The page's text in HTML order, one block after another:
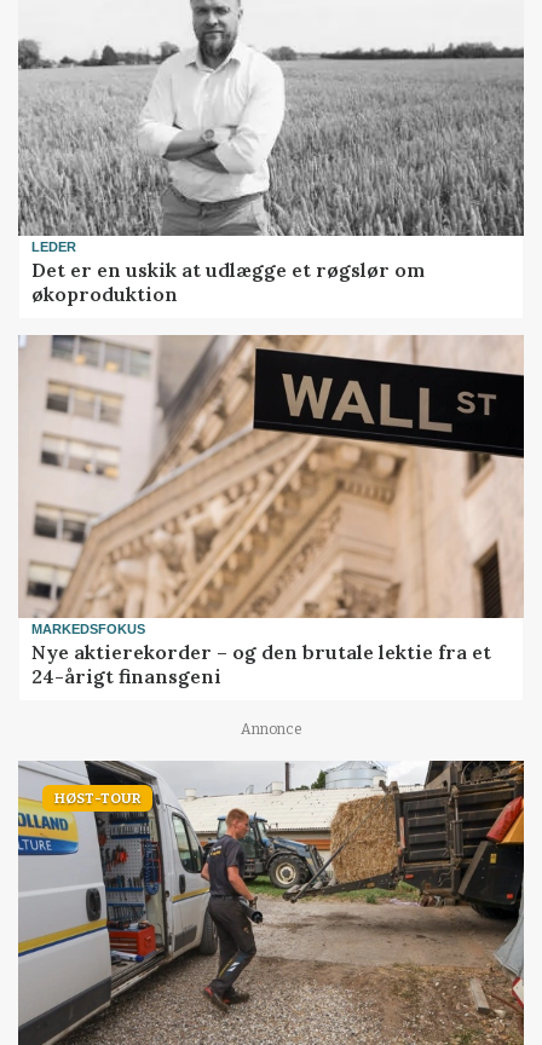
LEDER
Det er en uskik at udlægge et røgslør om
økoproduktion
MARKEDSFOKUS
Nye aktierekorder – og den brutale lektie fra et
24-årigt finansgeni
Annonce
HØST-TOUR